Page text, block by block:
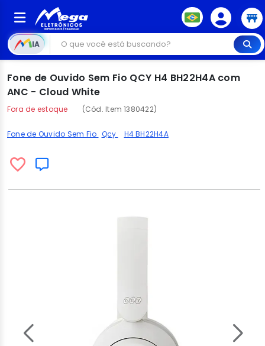
IA
Fone de Ouvido Sem Fio QCY H4 BH22H4A com
ANC - Cloud White
Fora de estoque (Cód. Item 1380422)
Fone de Ouvido Sem Fio Qcy H4 BH22H4A